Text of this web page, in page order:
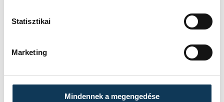
Statisztikai
Marketing
Mindennek a megengedése